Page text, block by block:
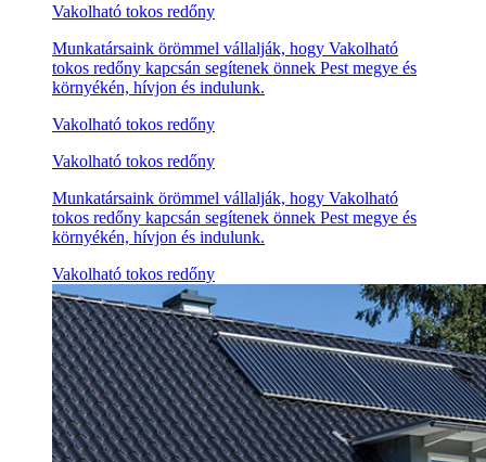
Vakolható tokos redőny
Munkatársaink örömmel vállalják, hogy Vakolható
tokos redőny kapcsán segítenek önnek Pest megye és
környékén, hívjon és indulunk.
Vakolható tokos redőny
Vakolható tokos redőny
Munkatársaink örömmel vállalják, hogy Vakolható
tokos redőny kapcsán segítenek önnek Pest megye és
környékén, hívjon és indulunk.
Vakolható tokos redőny